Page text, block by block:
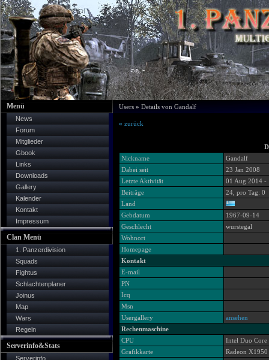
Menü
News
Forum
Mitglieder
Gbook
Links
Downloads
Gallery
Kalender
Kontakt
Impressum
Clan Menü
1. Panzerdivision
Squads
Fightus
Schlachtenplaner
Joinus
Map
Wars
Regeln
Serverinfo&Stats
Serverinfo
Users » Details von Gandalf
« zurück
Nickname
Gandalf
Dabei seit
23 Jan 2008
Letzte Aktivität
01 Aug 2014 -
Beiträge
24, pro Tag: 0
Land
Gebdatum
1967-09-14
Geschlecht
wurstegal
Wohnort
Homepage
Kontakt
E-mail
PN
Icq
Msn
Usergallery
ansehen
Rechenmaschine
CPU
Intel Duo Core
Grafikkarte
Radeon